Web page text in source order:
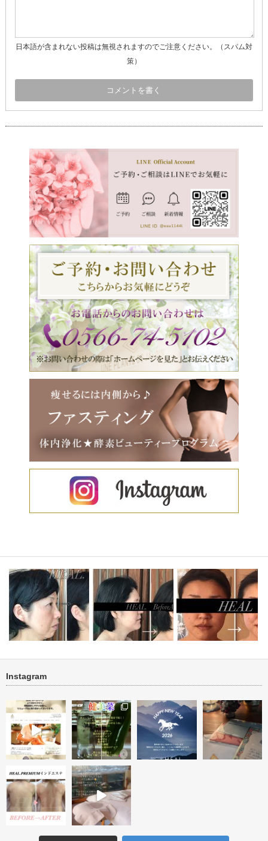
日本語が含まれない投稿は無視されますのでご注意ください。（スパム対
策）
タルミ改善 ハーブトリートメハーブトリートメント１回＜フブライダル『小顔・リフ
Instagram